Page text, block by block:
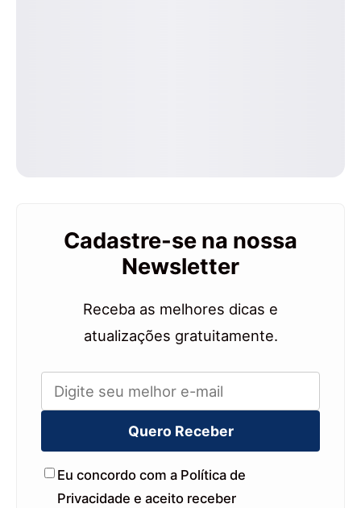
Cadastre-se na nossa
Newsletter
Receba as melhores dicas e
atualizações gratuitamente.
Quero Receber
Eu concordo com a Política de
Privacidade e aceito receber